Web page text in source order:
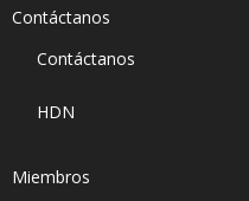
Contáctanos
Contáctanos
HDN
Miembros